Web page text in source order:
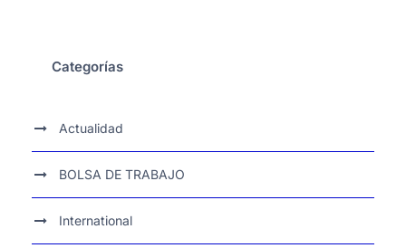
Categorías
Actualidad
BOLSA DE TRABAJO
International